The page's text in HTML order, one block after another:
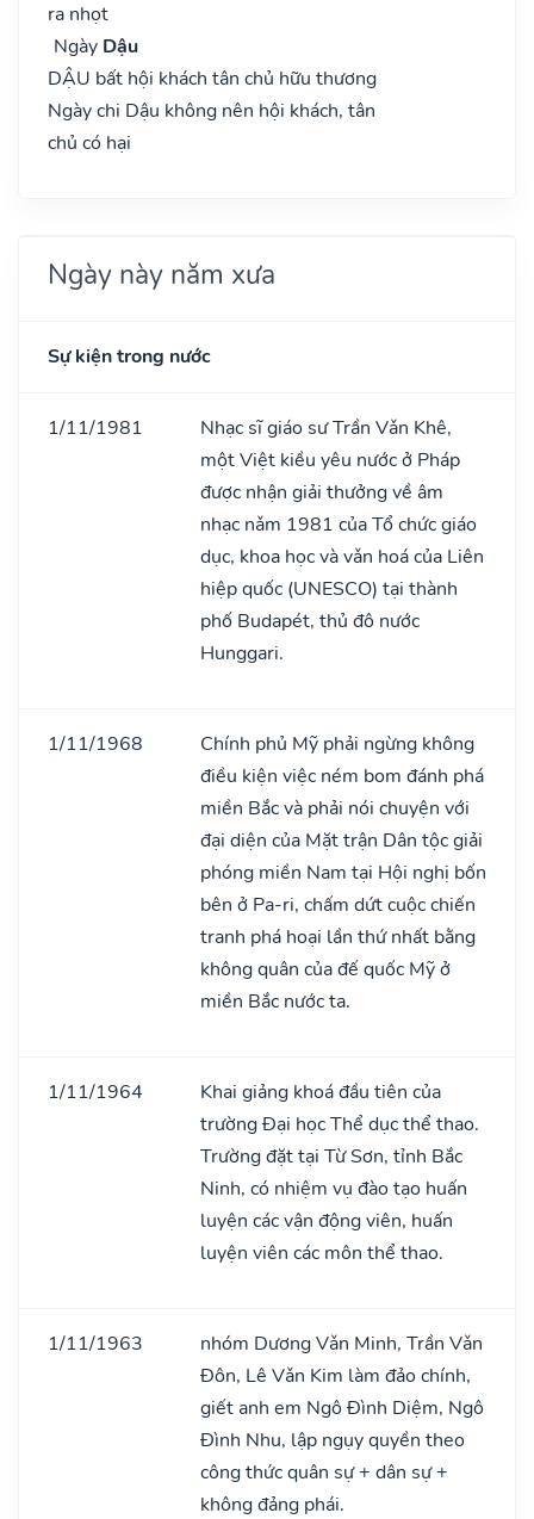
ra nhọt
Ngày Dậu
DẬU bất hội khách tân chủ hữu thương
Ngày chi Dậu không nên hội khách, tân
chủ có hại
Ngày này năm xưa
Sự kiện trong nước
1/11/1981
Nhạc sĩ giáo sư Trần Vǎn Khê,
một Việt kiều yêu nước ở Pháp
được nhận giải thưởng về âm
nhạc nǎm 1981 của Tổ chức giáo
dục, khoa học và vǎn hoá của Liên
hiệp quốc (UNESCO) tại thành
phố Budapét, thủ đô nước
Hunggari.
1/11/1968
Chính phủ Mỹ phải ngừng không
điều kiện việc ném bom đánh phá
miền Bắc và phải nói chuyện với
đại diện của Mặt trận Dân tộc giải
phóng miền Nam tại Hội nghị bốn
bên ở Pa-ri, chấm dứt cuộc chiến
tranh phá hoại lần thứ nhất bằng
không quân của đế quốc Mỹ ở
miền Bắc nước ta.
1/11/1964
Khai giảng khoá đầu tiên của
trường Đại học Thể dục thể thao.
Trường đặt tại Từ Sơn, tỉnh Bắc
Ninh, có nhiệm vụ đào tạo huấn
luyện các vận động viên, huấn
luyện viên các môn thể thao.
1/11/1963
nhóm Dương Vǎn Minh, Trần Vǎn
Đôn, Lê Vǎn Kim làm đảo chính,
giết anh em Ngô Đình Diệm, Ngô
Đình Nhu, lập ngụy quyền theo
công thức quân sự + dân sự +
không đảng phái.